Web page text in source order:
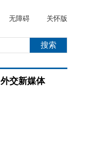
无障碍 关怀版
外交新媒体